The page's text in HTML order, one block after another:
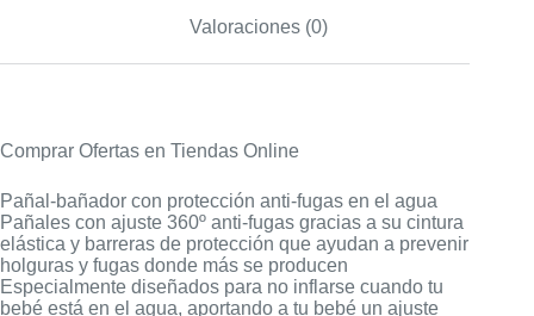
Valoraciones (0)
Comprar Ofertas en Tiendas Online
Pañal-bañador con protección anti-fugas en el agua
Pañales con ajuste 360º anti-fugas gracias a su cintura
elástica y barreras de protección que ayudan a prevenir
holguras y fugas donde más se producen
Especialmente diseñados para no inflarse cuando tu
bebé está en el agua, aportando a tu bebé un ajuste